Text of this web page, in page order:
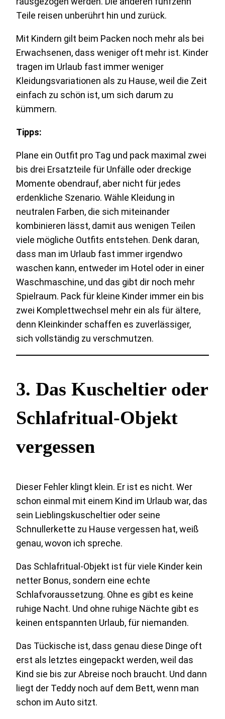
Teile reisen unberührt hin und zurück.
Mit Kindern gilt beim Packen noch mehr als bei
Erwachsenen, dass weniger oft mehr ist. Kinder
tragen im Urlaub fast immer weniger
Kleidungsvariationen als zu Hause, weil die Zeit
einfach zu schön ist, um sich darum zu
kümmern.
Tipps:
Plane ein Outfit pro Tag und pack maximal zwei
bis drei Ersatzteile für Unfälle oder dreckige
Momente obendrauf, aber nicht für jedes
erdenkliche Szenario. Wähle Kleidung in
neutralen Farben, die sich miteinander
kombinieren lässt, damit aus wenigen Teilen
viele mögliche Outfits entstehen. Denk daran,
dass man im Urlaub fast immer irgendwo
waschen kann, entweder im Hotel oder in einer
Waschmaschine, und das gibt dir noch mehr
Spielraum. Pack für kleine Kinder immer ein bis
zwei Komplettwechsel mehr ein als für ältere,
denn Kleinkinder schaffen es zuverlässiger,
sich vollständig zu verschmutzen.
3. Das Kuscheltier oder
Schlafritual-Objekt
vergessen
Dieser Fehler klingt klein. Er ist es nicht. Wer
schon einmal mit einem Kind im Urlaub war, das
sein Lieblingskuscheltier oder seine
Schnullerkette zu Hause vergessen hat, weiß
genau, wovon ich spreche.
Das Schlafritual-Objekt ist für viele Kinder kein
netter Bonus, sondern eine echte
Schlafvoraussetzung. Ohne es gibt es keine
ruhige Nacht. Und ohne ruhige Nächte gibt es
keinen entspannten Urlaub, für niemanden.
Das Tückische ist, dass genau diese Dinge oft
erst als letztes eingepackt werden, weil das
Kind sie bis zur Abreise noch braucht. Und dann
liegt der Teddy noch auf dem Bett, wenn man
schon im Auto sitzt.